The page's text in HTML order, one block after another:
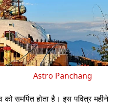
Astro Panchang
को समर्पित होता है। इस पवित्र महीने